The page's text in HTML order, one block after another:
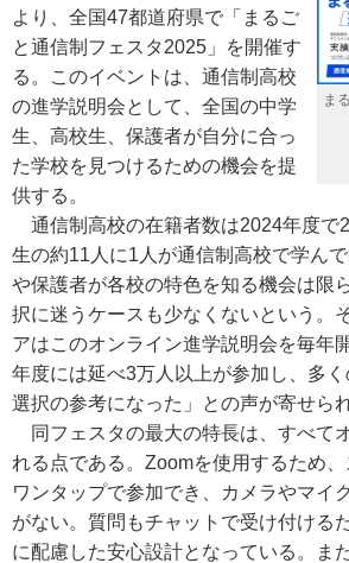
ま
より、全国47都道府県で「まるご
と通信制フェスタ2025」を開催す
る。このイベントは、通信制高校
の進学説明会として、全国の中学
生、高校生、保護者が自分に合っ
た学校を見つけるための機会を提
供する。
通信制高校の在籍者数は2024年度で
生の約11人に1人が通信制高校で学ん
や保護者が各校の特色を知る機会は限
択に迷うケースも少なくないという。
アはこのオンライン進学説明会を毎年
年度には延べ3万人以上が参加し、多
選択の参考になった」との声が寄せられ
同フェスタの最大の特長は、すべて
れる点である。Zoomを使用するため
ワンタップで参加でき、カメラやマイ
がない。質問もチャットで受け付ける
に配慮した安心設計となっている。ま